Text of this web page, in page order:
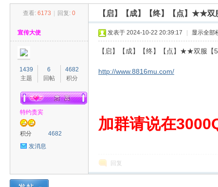
› ›
查看: 6173 回复: 0 【启】【成】【终】【点】★★
宣传大使
1439
主题
6
回帖
4682
积分
特约贵宾
积分
4682
发消息
发表于 2024-10-22 20:39:17 显示全部
【启】【成】【终】【点】★★双服
http://www.8816mu.com/
加群请说在
回复